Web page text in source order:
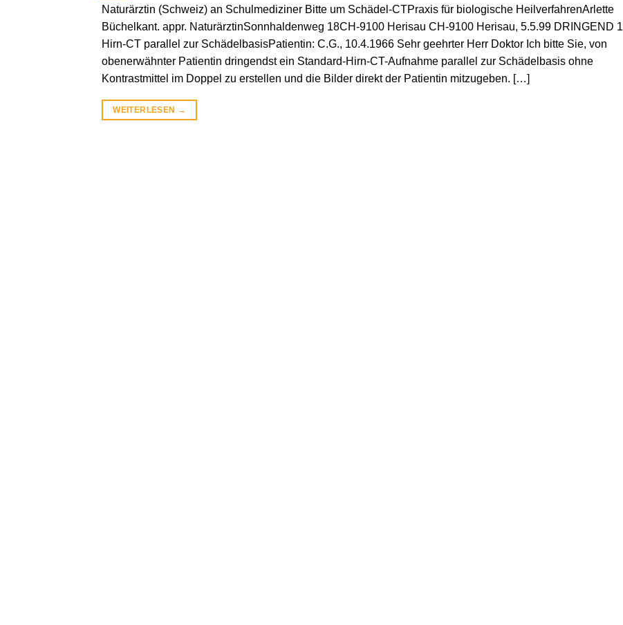
Naturärztin (Schweiz) an Schulmediziner Bitte um Schädel-CTPraxis für biologische HeilverfahrenArlette
Büchelkant. appr. NaturärztinSonnhaldenweg 18CH-9100 Herisau CH-9100 Herisau, 5.5.99 DRINGEND 1
Hirn-CT parallel zur SchädelbasisPatientin: C.G., 10.4.1966 Sehr geehrter Herr Doktor Ich bitte Sie, von
obenerwähnter Patientin dringendst ein Standard-Hirn-CT-Aufnahme parallel zur Schädelbasis ohne
Kontrastmittel im Doppel zu erstellen und die Bilder direkt der Patientin mitzugeben. […]
WEITERLESEN →